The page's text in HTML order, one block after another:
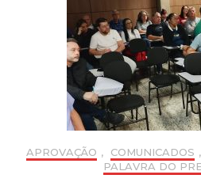
APROVAÇÃO , COMUNICADOS ,
PALAVRA DO